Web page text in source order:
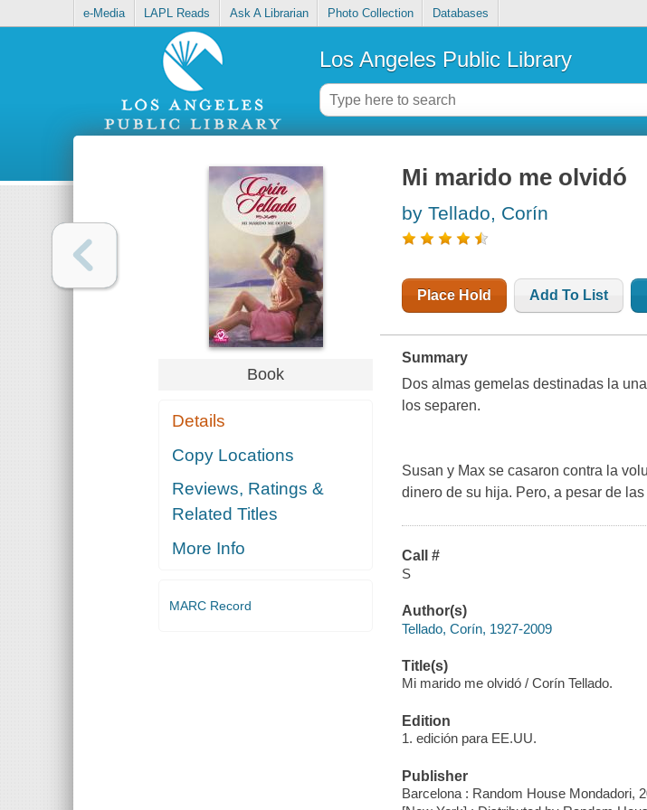
e-Media LAPL Reads Ask A Librarian Photo Collection Databases
Los Angeles Public Library
Book
Details
Copy Locations
Reviews, Ratings &
Related Titles
More Info
MARC Record
Mi marido me olvidó
by Tellado, Corín
Place Hold Add To List
Summary
Dos almas gemelas destinadas la
los separen.
Susan y Max se casaron contra la
dinero de su hija. Pero, a pesar de
Call #
S
Author(s)
Tellado, Corín, 1927-2009
Title(s)
Mi marido me olvidó / Corín Tellado.
Edition
1. edición para EE.UU.
Publisher
Barcelona : Random House Mondadori,